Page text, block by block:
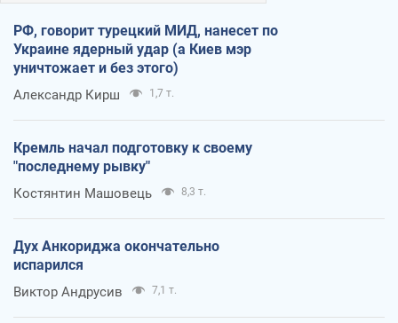
РФ, говорит турецкий МИД, нанесет по
Украине ядерный удар (а Киев мэр
уничтожает и без этого)
Александр Кирш 1,7 т.
Кремль начал подготовку к своему
"последнему рывку"
Костянтин Машовець 8,3 т.
Дух Анкориджа окончательно
испарился
Виктор Андрусив 7,1 т.